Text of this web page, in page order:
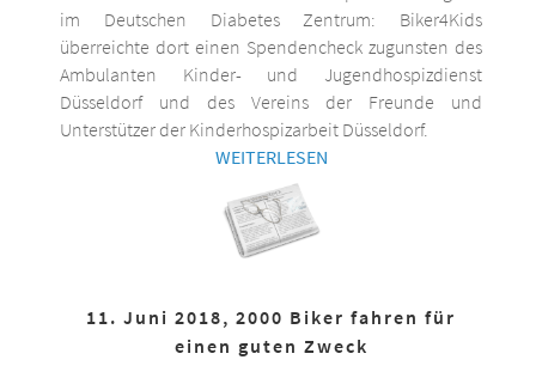
im Deutschen Diabetes Zentrum: Biker4Kids
überreichte dort einen Spendencheck zugunsten des
Ambulanten Kinder- und Jugendhospizdienst
Düsseldorf und des Vereins der Freunde und
Unterstützer der Kinderhospizarbeit Düsseldorf.
WEITERLESEN
11. Juni 2018, 2000 Biker fahren für
einen guten Zweck